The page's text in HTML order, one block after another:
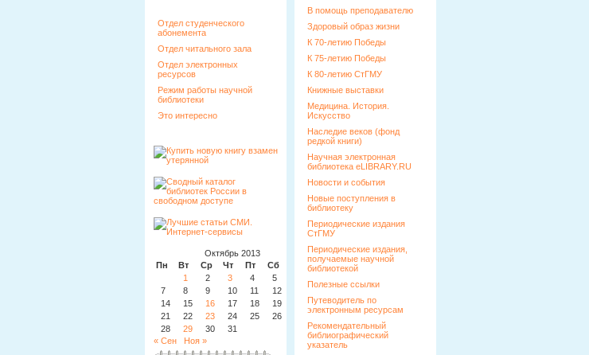
Отдел студенческого
абонемента
Отдел читального зала
Отдел электронных
ресурсов
Режим работы научной
библиотеки
Это интересно
Октябрь 2013
Пн
Вт Ср Чт Пт Сб
1
2 3 4 5
7
8 9 10 11 12
14
15 16 17 18 19
21
22 23 24 25 26
28
29 30
31
« Сен
Ноя »
В помощь преподавателю
Здоровый образ жизни
К 70-летию Победы
К 75-летию Победы
К 80-летию СтГМУ
Книжные выставки
Медицина. История.
Искусство
Наследие веков (фонд
редкой книги)
Научная электронная
библиотека eLIBRARY.RU
Новости и события
Новые поступления в
библиотеку
Периодические издания
СтГМУ
Периодические издания,
получаемые научной
библиотекой
Полезные ссылки
Путеводитель по
электронным ресурсам
Рекомендательный
библиографический
указатель